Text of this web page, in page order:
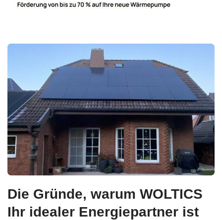
Die Gründe, warum WOLTICS
Ihr idealer Energiepartner ist